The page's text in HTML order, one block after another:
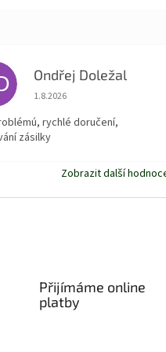
Ondřej Doležal
Hodnocení obchodu je 5 z 5
1.8.2026
rychlé doručení,
zásilky
Zobrazit další
Přijímáme online
platby